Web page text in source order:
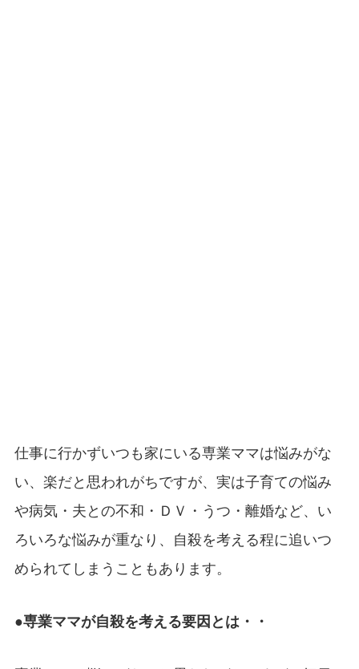
仕事に行かずいつも家にいる専業ママは悩みがな
い、楽だと思われがちですが、実は子育ての悩み
や病気・夫との不和・ＤＶ・うつ・離婚など、い
ろいろな悩みが重なり、自殺を考える程に追いつ
められてしまうこともあります。
●専業ママが自殺を考える要因とは・・